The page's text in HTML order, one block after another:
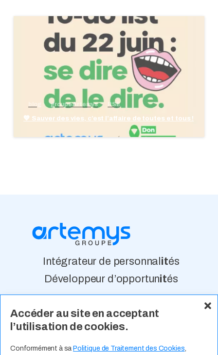
Accéder au site en acceptant
l’utilisation de cookies.
Conformément à sa Politique de Traitement des Cookies,
groupe Artemys RSE
💙 Sauver des vies, c’est l’affaire de toutes et tous !
Intégrateur de personnal ités
Développeur d’opportunités
À Propos Nos Valeurs Actualité
Contact Expertises Métiers
Espace Talents Offres d’Emploi